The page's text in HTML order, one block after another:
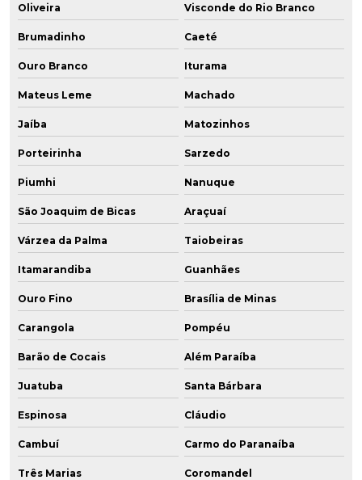
Oliveira Visconde do Rio Branco
Brumadinho Caeté
Ouro Branco Iturama
Mateus Leme Machado
Jaíba Matozinhos
Porteirinha Sarzedo
Piumhi Nanuque
São Joaquim de Bicas Araçuaí
Várzea da Palma Taiobeiras
Itamarandiba Guanhães
Ouro Fino Brasília de Minas
Carangola Pompéu
Barão de Cocais Além Paraíba
Juatuba Santa Bárbara
Espinosa Cláudio
Cambuí Carmo do Paranaíba
Três Marias Coromandel